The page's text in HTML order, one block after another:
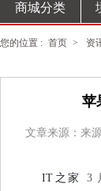
商城分类
您的位置 : 首页 > 资
苹
文章来源：来
IT之家
3